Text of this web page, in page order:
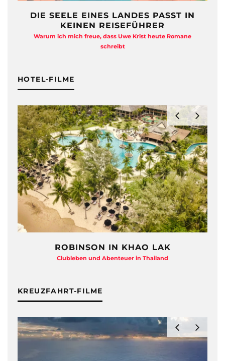
DIE SEELE EINES LANDES PASST IN
KEINEN REISEFÜHRER
Warum ich mich freue, dass Uwe Krist heute Romane
schreibt
HOTEL-FILME
ROBINSON IN KHAO LAK
Clubleben und Abenteuer in Thailand
KREUZFAHRT-FILME